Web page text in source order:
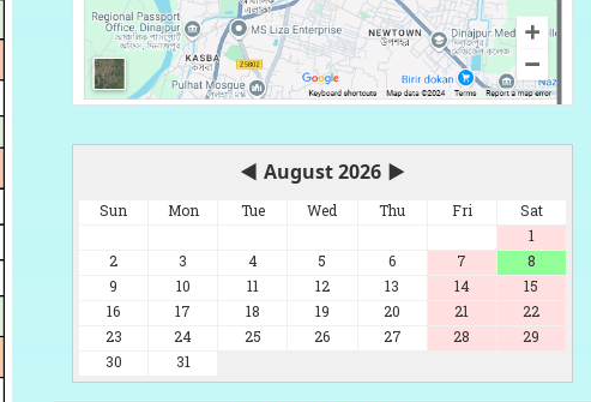
◀ August 2026 ▶
Sun Mon Tue Wed Thu Fri
Sat
1
2
3 4 5 6 7
8
9
10 11 12 13 14
15
16
17 18 19 20 21
22
23
24 25 26 27 28
29
30
31